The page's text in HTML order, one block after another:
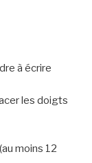
à écrire
les doigts
moins 12